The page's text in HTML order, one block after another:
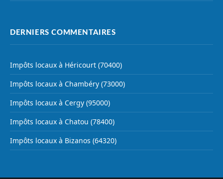
DERNIERS COMMENTAIRES
Impôts locaux à Héricourt (70400)
Impôts locaux à Chambéry (73000)
Impôts locaux à Cergy (95000)
Impôts locaux à Chatou (78400)
Impôts locaux à Bizanos (64320)